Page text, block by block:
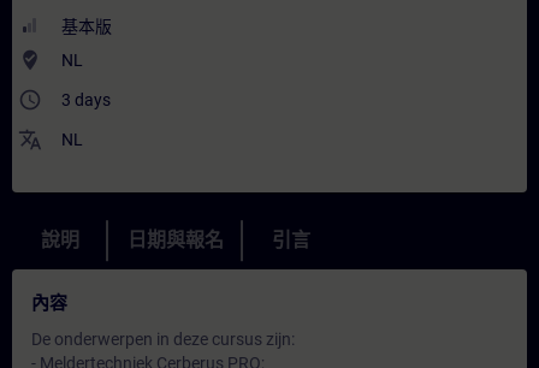
基本版
where_to_vote NL
access_time 3 days
translate NL
說明 日期與報名 引言
內容
De onderwerpen in deze cursus zijn:
- Meldertechniek Cerberus PRO;